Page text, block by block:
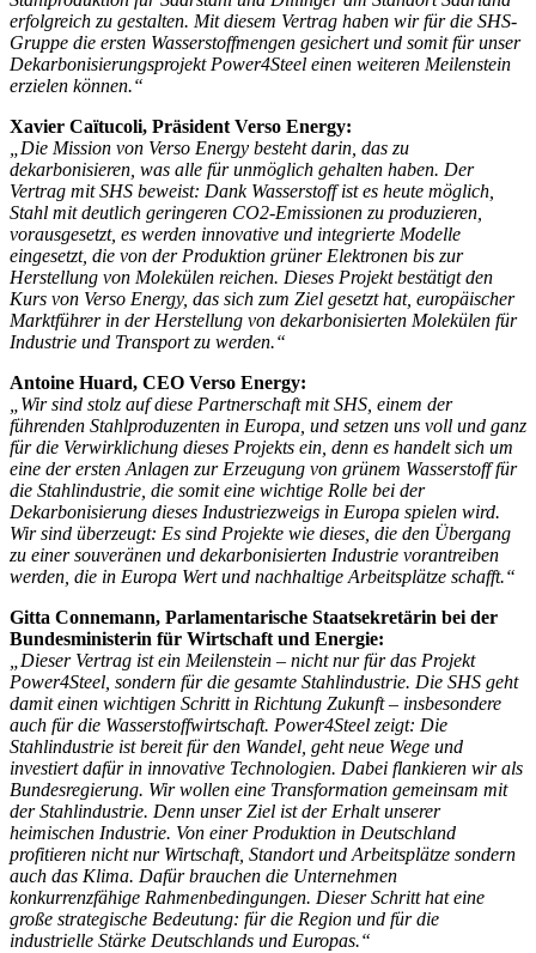
erfolgreich zu gestalten. Mit diesem Vertrag haben wir für die SHS-
Gruppe die ersten Wasserstoffmengen gesichert und somit für unser
Dekarbonisierungsprojekt Power4Steel einen weiteren Meilenstein
erzielen können.“
Xavier Caïtucoli, Präsident Verso Energy:
„Die Mission von Verso Energy besteht darin, das zu
dekarbonisieren, was alle für unmöglich gehalten haben. Der
Vertrag mit SHS beweist: Dank Wasserstoff ist es heute möglich,
Stahl mit deutlich geringeren CO2-Emissionen zu produzieren,
vorausgesetzt, es werden innovative und integrierte Modelle
eingesetzt, die von der Produktion grüner Elektronen bis zur
Herstellung von Molekülen reichen. Dieses Projekt bestätigt den
Kurs von Verso Energy, das sich zum Ziel gesetzt hat, europäischer
Marktführer in der Herstellung von dekarbonisierten Molekülen für
Industrie und Transport zu werden.“
Antoine Huard, CEO Verso Energy:
„Wir sind stolz auf diese Partnerschaft mit SHS, einem der
führenden Stahlproduzenten in Europa, und setzen uns voll und ganz
für die Verwirklichung dieses Projekts ein, denn es handelt sich um
eine der ersten Anlagen zur Erzeugung von grünem Wasserstoff für
die Stahlindustrie, die somit eine wichtige Rolle bei der
Dekarbonisierung dieses Industriezweigs in Europa spielen wird.
Wir sind überzeugt: Es sind Projekte wie dieses, die den Übergang
zu einer souveränen und dekarbonisierten Industrie vorantreiben
werden, die in Europa Wert und nachhaltige Arbeitsplätze schafft.“
Gitta Connemann, Parlamentarische Staatsekretärin bei der
Bundesministerin für Wirtschaft und Energie:
„Dieser Vertrag ist ein Meilenstein – nicht nur für das Projekt
Power4Steel, sondern für die gesamte Stahlindustrie. Die SHS geht
damit einen wichtigen Schritt in Richtung Zukunft – insbesondere
auch für die Wasserstoffwirtschaft. Power4Steel zeigt: Die
Stahlindustrie ist bereit für den Wandel, geht neue Wege und
investiert dafür in innovative Technologien. Dabei flankieren wir als
Bundesregierung. Wir wollen eine Transformation gemeinsam mit
der Stahlindustrie. Denn unser Ziel ist der Erhalt unserer
heimischen Industrie. Von einer Produktion in Deutschland
profitieren nicht nur Wirtschaft, Standort und Arbeitsplätze sondern
auch das Klima. Dafür brauchen die Unternehmen
konkurrenzfähige Rahmenbedingungen. Dieser Schritt hat eine
große strategische Bedeutung: für die Region und für die
industrielle Stärke Deutschlands und Europas.“